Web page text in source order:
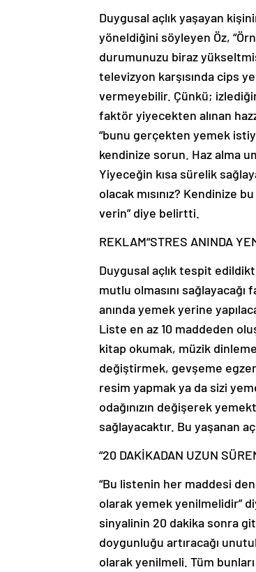
Duygusal açlık yaşayan
yöneldiğini söyleyen Öz,
durumunuzu biraz
televizyon karşısında cips
vermeyebilir. Çünkü;
faktör yiyecekten alınan
“bunu gerçekten yemek
kendinize sorun. Haz alma
Yiyeceğin kısa sürelik
olacak mısınız? Kendinize
verin” diye belirtti.
REKLAM“STRES ANINDA
Duygusal açlık tespit
mutlu olmasını
anında yemek yerine
Liste en az 10 maddeden
kitap okumak, müzik
değiştirmek, gevşeme
resim yapmak ya da sizi
odağınızın değişerek
sağlayacaktır. Bu yaşanan
“20 DAKİKADAN UZUN
“Bu listenin her maddesi
olarak yemek yenilmelidir”
sinyalinin 20 dakika sonra
doygunluğu artıracağı
olarak yenilmeli. Tüm